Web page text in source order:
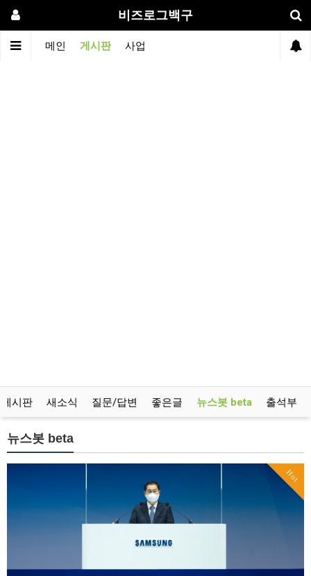
비즈로그백구
메인 게시판 사업
시판 새소식 질문/답변 좋은글 뉴스봇 beta 출석부
뉴스봇 beta
Hot